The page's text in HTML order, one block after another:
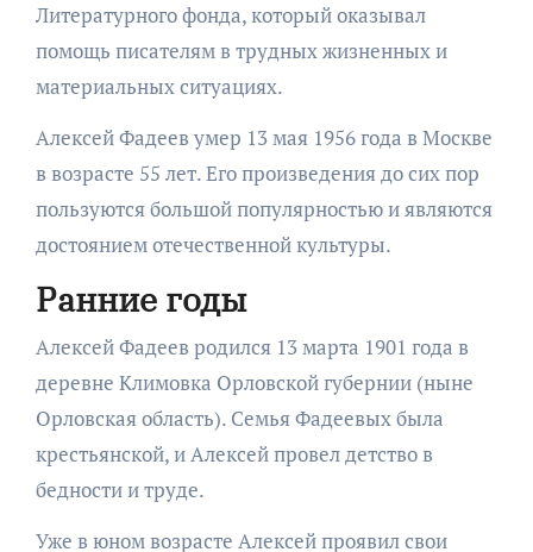
Литературного фонда, который оказывал
помощь писателям в трудных жизненных и
материальных ситуациях.
Алексей Фадеев умер 13 мая 1956 года в Москве
в возрасте 55 лет. Его произведения до сих пор
пользуются большой популярностью и являются
достоянием отечественной культуры.
Ранние годы
Алексей Фадеев родился 13 марта 1901 года в
деревне Климовка Орловской губернии (ныне
Орловская область). Семья Фадеевых была
крестьянской, и Алексей провел детство в
бедности и труде.
Уже в юном возрасте Алексей проявил свои